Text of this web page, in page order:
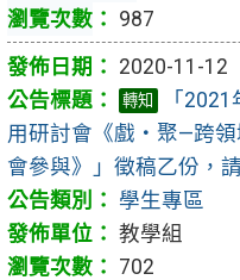
987
2020-11-12
轉知
「
用研討會《戲・聚—跨
會參與》」徵稿乙份，
學生專區
教學組
702